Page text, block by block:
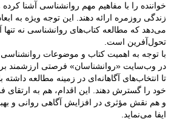
خواننده را با مفاهیم مهم روانشناسی آشنا
زندگی روزمره ارائه دهند. این توجه ویژه به
می‌دهد که مطالعه کتاب‌های روانشناسی نه تنها
تحول‌آفرین است.
با توجه به اهمیت کتاب و موضوعات
در وب‌سایت «روانشناسان» فرصتی ارزشمند
تا انتخاب‌های آگاهانه‌ای در زمینه مطالعه
خود را گسترش دهند. این اقدام، هم به
و هم نقش مؤثری در افزایش آگاهی روانی و
ایفا می‌نماید.